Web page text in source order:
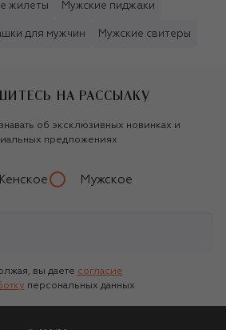
жилеты Мужские пиджаки
для мужчин Мужские свитеры
НА РАССЫЛКУ
об эксклюзивных новинках и
предложениях
Мужское
вы даете согласие
персональных данных